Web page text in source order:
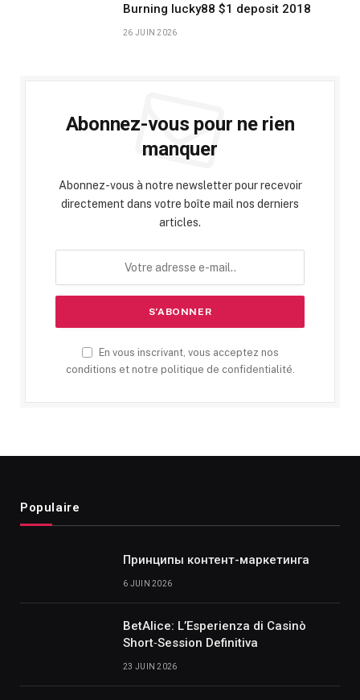
Burning lucky88 $1 deposit 2018
26 JUIN 2026
Abonnez-vous pour ne rien
manquer
Abonnez-vous à notre newsletter pour recevoir
directement dans votre boîte mail nos derniers
articles.
En vous inscrivant, vous acceptez nos
conditions et notre politique de confidentialité.
Populaire
Принципы контент-маркетинга
6 JUIN 2026
BetAlice: L’Esperienza di Casinò
Short‑Session Definitiva
23 JUIN 2026